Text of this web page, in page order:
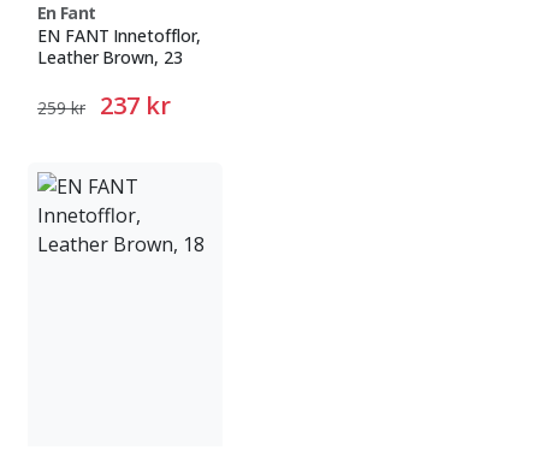
En Fant
EN FANT Innetofflor,
Leather Brown, 23
259 kr 237 kr